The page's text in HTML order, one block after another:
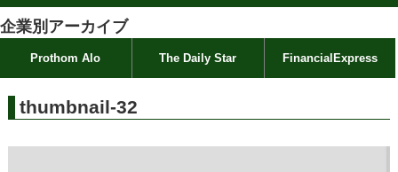
企業別アーカイブ
Prothom Alo The Daily Star FinancialExpress
thumbnail-32